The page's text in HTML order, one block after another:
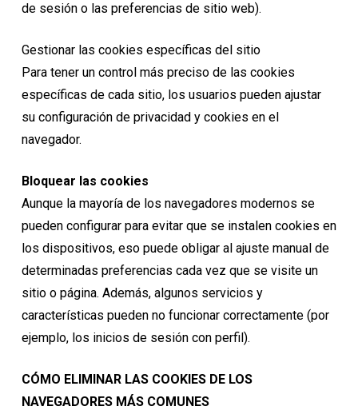
de sesión o las preferencias de sitio web).
Gestionar las cookies específicas del sitio
Para tener un control más preciso de las cookies
específicas de cada sitio, los usuarios pueden ajustar
su configuración de privacidad y cookies en el
navegador.
Bloquear las cookies
Aunque la mayoría de los navegadores modernos se
pueden configurar para evitar que se instalen cookies en
los dispositivos, eso puede obligar al ajuste manual de
determinadas preferencias cada vez que se visite un
sitio o página. Además, algunos servicios y
características pueden no funcionar correctamente (por
ejemplo, los inicios de sesión con perfil).
CÓMO ELIMINAR LAS COOKIES DE LOS
NAVEGADORES MÁS COMUNES